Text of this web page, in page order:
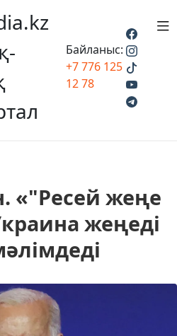
Байланыс:
+7 776 125
12 78
«"Ресей жеңе
жеңеді